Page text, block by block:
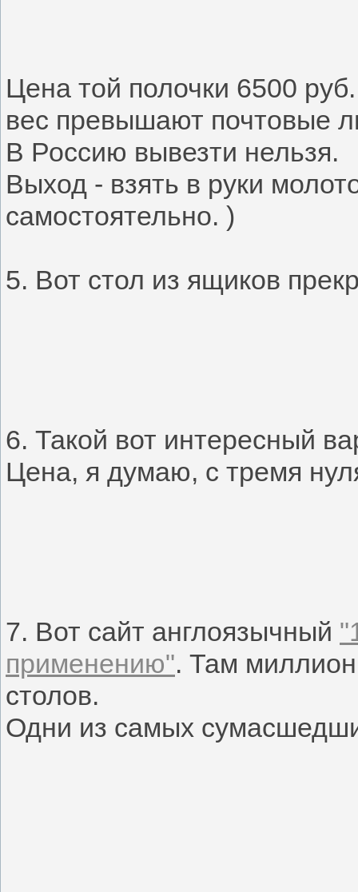
Цена той полочки 6500
вес превышают почтовые
В Россию вывезти нельзя.
Выход - взять в руки
самостоятельно. )
5. Вот стол из ящиков
6. Такой вот интересный
Цена, я думаю, с тремя
7. Вот сайт англоязычный
применению". Там
столов.
Одни из самых